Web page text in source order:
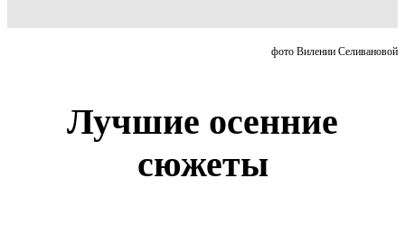
фото Вилении Селивановой
Лучшие осенние
сюжеты